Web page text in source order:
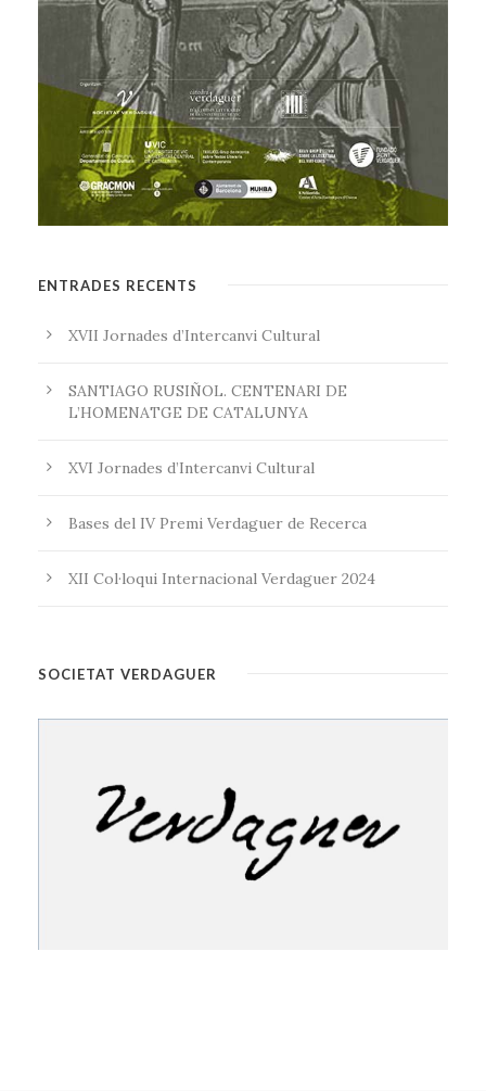
ENTRADES RECENTS
XVII Jornades d’Intercanvi Cultural
SANTIAGO RUSIÑOL. CENTENARI DE
L’HOMENATGE DE CATALUNYA
XVI Jornades d’Intercanvi Cultural
Bases del IV Premi Verdaguer de Recerca
XII Col·loqui Internacional Verdaguer 2024
SOCIETAT VERDAGUER